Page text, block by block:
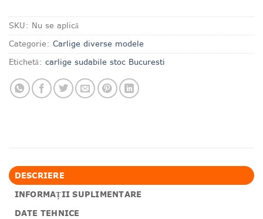
SKU: Nu se aplică
Categorie: Carlige diverse modele
Etichetă: carlige sudabile stoc Bucuresti
DESCRIERE
INFORMAȚII SUPLIMENTARE
DATE TEHNICE